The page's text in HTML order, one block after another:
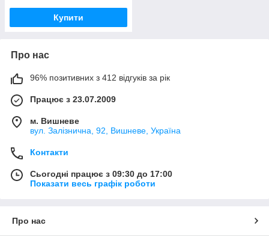
Купити
Про нас
96% позитивних з 412 відгуків за рік
Працює з 23.07.2009
м. Вишневе
вул. Залізнична, 92, Вишневе, Україна
Контакти
Сьогодні працює з 09:30 до 17:00
Показати весь графік роботи
Про нас